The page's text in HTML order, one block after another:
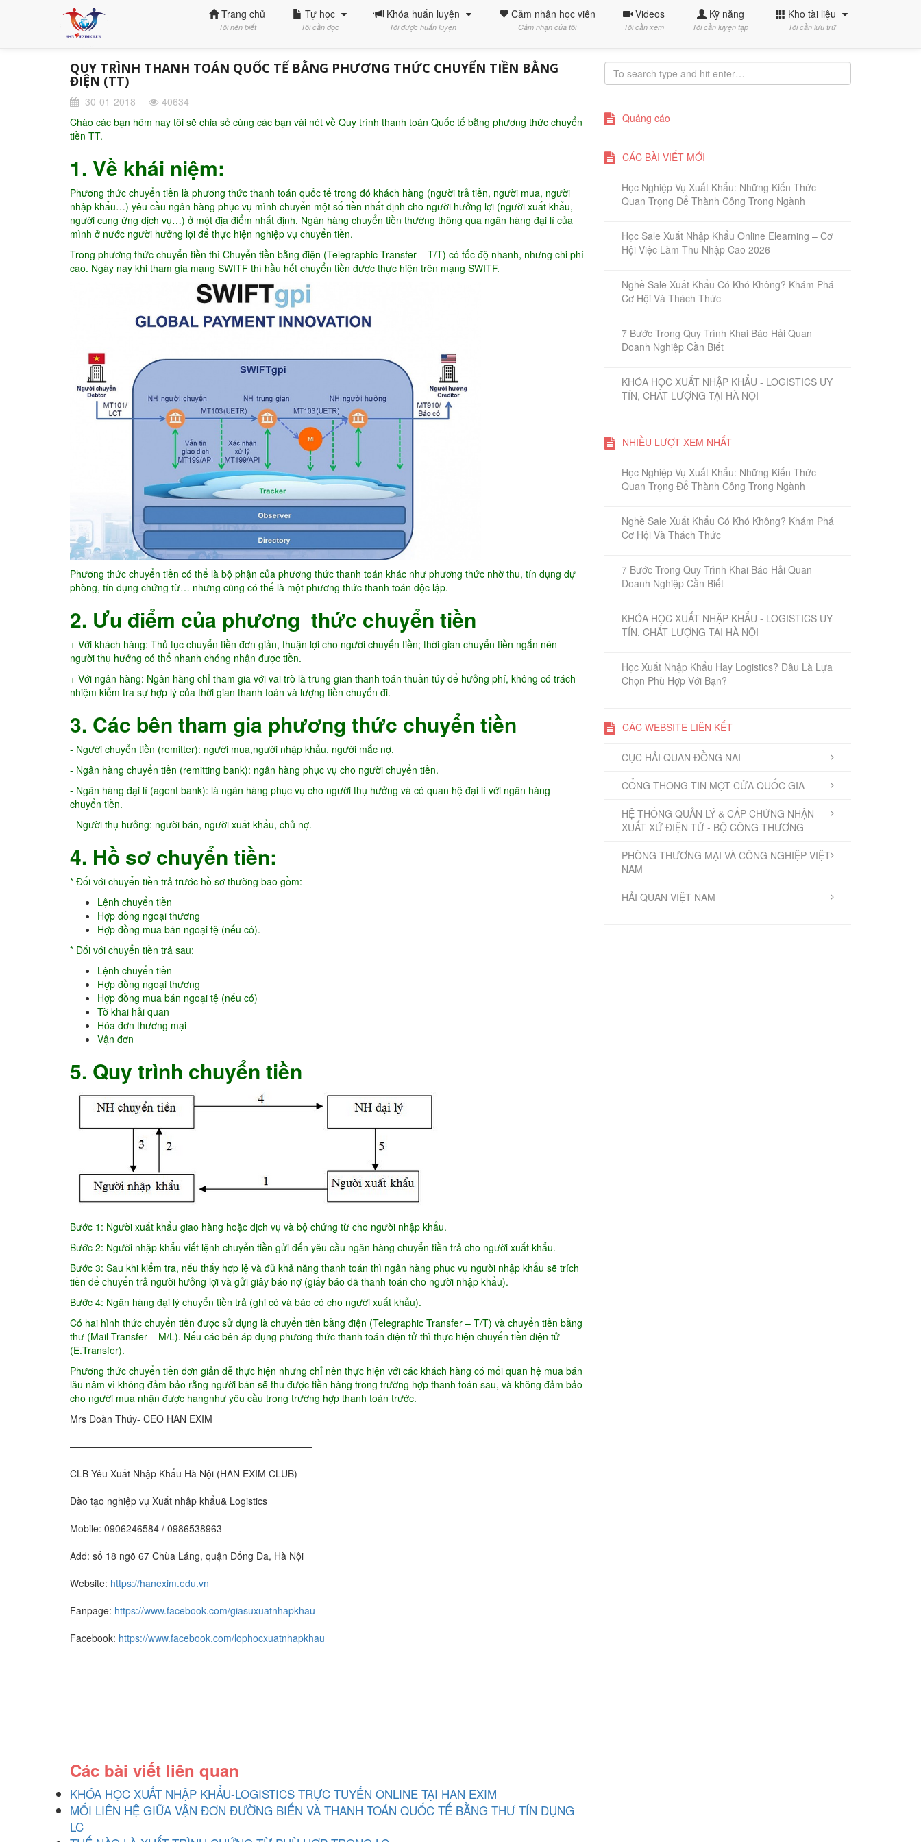
Trang chủ
Tôi nên biết
Tự học
Tôi cần đọc
Khóa huấn luyện
Tôi được huấn luyện
Cảm nhận học viên
Cảm nhận của tôi
Videos
Tôi cần xem
Kỹ năng
Tôi cần luyện tập
Kho tài liệu
Tôi cần lưu trữ
QUY TRÌNH THANH TOÁN QUỐC TẾ BẰNG PHƯƠNG THỨC CHUYỂN TIỀN BẰNG
ĐIỆN (TT)
30-01-2018
40634
Chào các bạn hôm nay tôi sẽ chia sẻ cùng các bạn vài nét về Quy trình thanh toán Quốc tế bằng phương thức chuyển
tiền TT.
1. Về khái niệm:
Phương thức chuyển tiền là phương thức thanh toán quốc tế trong đó khách hàng (người trả tiền, người mua, người
nhập khẩu…) yêu cầu ngân hàng phục vụ mình chuyển một số tiền nhất định cho người hưởng lợi (người xuất khẩu,
người cung ứng dịch vụ…) ở một địa điểm nhất định. Ngân hàng chuyển tiền thường thông qua ngân hàng đại lí của
mình ở nước người hưởng lợi để thực hiện nghiệp vụ chuyển tiền.
Trong phương thức chuyển tiền thì Chuyển tiền bằng điện (Telegraphic Transfer – T/T) có tốc độ nhanh, nhưng chi phí
cao. Ngày nay khi tham gia mạng SWITF thì hầu hết chuyển tiền được thực hiện trên mạng SWITF.
Phương thức chuyển tiền có thể là bộ phận của phương thức thanh toán khác như phương thức nhờ thu, tín dụng dự
phòng, tín dụng chứng từ… nhưng cũng có thể là một phương thức thanh toán độc lập.
2. Ưu điểm của phương thức chuyển tiền
+ Với khách hàng: Thủ tục chuyển tiền đơn giản, thuận lợi cho người chuyển tiền; thời gian chuyển tiền ngắn nên
người thụ hưởng có thể nhanh chóng nhận được tiền.
+ Với ngân hàng: Ngân hàng chỉ tham gia với vai trò là trung gian thanh toán thuần túy để hưởng phí, không có trách
nhiệm kiểm tra sự hợp lý của thời gian thanh toán và lượng tiền chuyển đi.
3. Các bên tham gia phương thức chuyển tiền
- Người chuyển tiền (remitter): người mua,người nhập khẩu, người mắc nợ.
- Ngân hàng chuyển tiền (remitting bank): ngân hàng phục vụ cho người chuyển tiền.
- Ngân hàng đại lí (agent bank): là ngân hàng phục vụ cho người thụ hưởng và có quan hệ đại lí với ngân hàng
chuyển tiền.
- Người thụ hưởng: người bán, người xuất khẩu, chủ nợ.
4. Hồ sơ chuyển tiền:
* Đối với chuyển tiền trả trước hồ sơ thường bao gồm:
Lệnh chuyển tiền
Hợp đồng ngoại thương
Hợp đồng mua bán ngoại tệ (nếu có).
* Đối với chuyển tiền trả sau:
Lệnh chuyển tiền
Hợp đồng ngoại thương
Hợp đồng mua bán ngoại tệ (nếu có)
Tờ khai hải quan
Hóa đơn thương mại
Vận đơn
5. Quy trình chuyển tiền
Bước 1: Người xuất khẩu giao hàng hoặc dịch vụ và bộ chứng từ cho người nhập khẩu.
Bước 2: Người nhập khẩu viết lệnh chuyển tiền gửi đến yêu cầu ngân hàng chuyển tiền trả cho người xuất khẩu.
Bước 3: Sau khi kiểm tra, nếu thấy hợp lệ và đủ khả năng thanh toán thì ngân hàng phục vụ người nhập khẩu sẽ trích
tiền để chuyển trả người hưởng lợi và gửi giây báo nợ (giấy báo đã thanh toán cho người nhập khẩu).
Bước 4: Ngân hàng đại lý chuyển tiền trả (ghi có và báo có cho người xuất khẩu).
Có hai hình thức chuyển tiền được sử dụng là chuyển tiền bằng điện (Telegraphic Transfer – T/T) và chuyển tiền bằng
thư (Mail Transfer – M/L). Nếu các bên áp dụng phương thức thanh toán điện tử thì thực hiện chuyển tiền điện tử
(E.Transfer).
Phương thức chuyển tiền đơn giản dễ thực hiện nhưng chỉ nên thực hiện với các khách hàng có mối quan hệ mua bán
lâu năm vì không đảm bảo rằng người bán sẽ thu được tiền hàng trong trường hợp thanh toán sau, và không đảm bảo
cho người mua nhận được hangnhư yêu cầu trong trường hợp thanh toán trước.
Mrs Đoàn Thúy- CEO HAN EXIM
—————————————————————————-
CLB Yêu Xuất Nhập Khẩu Hà Nội (HAN EXIM CLUB)
Đào tạo nghiệp vụ Xuất nhập khẩu& Logistics
Mobile: 0906246584 / 0986538963
Add: số 18 ngõ 67 Chùa Láng, quận Đống Đa, Hà Nội
Website: https://hanexim.edu.vn
Fanpage: https://www.facebook.com/giasuxuatnhapkhau
Facebook: https://www.facebook.com/lophocxuatnhapkhau
Các bài viết liên quan
KHÓA HỌC XUẤT NHẬP KHẨU-LOGISTICS TRỰC TUYẾN ONLINE TẠI HAN EXIM
MỐI LIÊN HỆ GIỮA VẬN ĐƠN ĐƯỜNG BIỂN VÀ THANH TOÁN QUỐC TẾ BẰNG THƯ TÍN DỤNG
LC
Quảng cáo
CÁC BÀI VIẾT MỚI
Học Nghiệp Vụ Xuất Khẩu: Những Kiến Thức
Quan Trọng Để Thành Công Trong Ngành
Học Sale Xuất Nhập Khẩu Online Elearning – Cơ
Hội Việc Làm Thu Nhập Cao 2026
Nghề Sale Xuất Khẩu Có Khó Không? Khám Phá
Cơ Hội Và Thách Thức
7 Bước Trong Quy Trình Khai Báo Hải Quan
Doanh Nghiệp Cần Biết
KHÓA HỌC XUẤT NHẬP KHẨU - LOGISTICS UY
TÍN, CHẤT LƯỢNG TẠI HÀ NỘI
NHIỀU LƯỢT XEM NHẤT
Học Nghiệp Vụ Xuất Khẩu: Những Kiến Thức
Quan Trọng Để Thành Công Trong Ngành
Nghề Sale Xuất Khẩu Có Khó Không? Khám Phá
Cơ Hội Và Thách Thức
7 Bước Trong Quy Trình Khai Báo Hải Quan
Doanh Nghiệp Cần Biết
KHÓA HỌC XUẤT NHẬP KHẨU - LOGISTICS UY
TÍN, CHẤT LƯỢNG TẠI HÀ NỘI
Học Xuất Nhập Khẩu Hay Logistics? Đâu Là Lựa
Chọn Phù Hợp Với Bạn?
CÁC WEBSITE LIÊN KẾT
CỤC HẢI QUAN ĐỒNG NAI
CỔNG THÔNG TIN MỘT CỬA QUỐC GIA
HỆ THỐNG QUẢN LÝ & CẤP CHỨNG NHẬN
XUẤT XỨ ĐIỆN TỬ - BỘ CÔNG THƯƠNG
PHÒNG THƯƠNG MẠI VÀ CÔNG NGHIỆP VIỆT
NAM
HẢI QUAN VIỆT NAM